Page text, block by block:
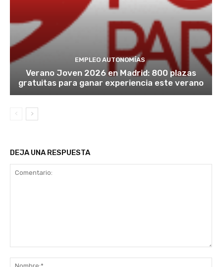
EMPLEO AUTONOMÍAS
Verano Joven 2026 en Madrid: 800 plazas
gratuitas para ganar experiencia este verano
DEJA UNA RESPUESTA